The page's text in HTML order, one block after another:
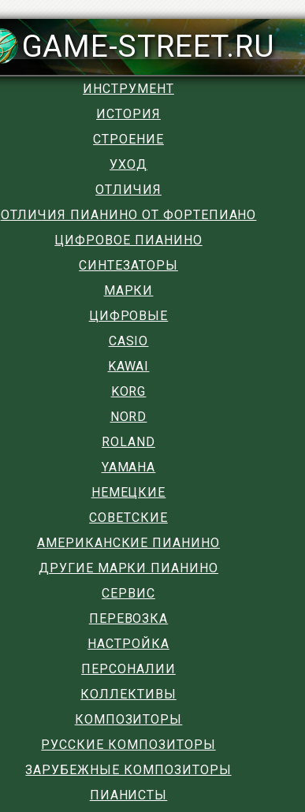
GAME-STREET.RU
ИНСТРУМЕНТ
ИСТОРИЯ
СТРОЕНИЕ
УХОД
ОТЛИЧИЯ
ОТЛИЧИЯ ПИАНИНО ОТ ФОРТЕПИАНО
ЦИФРОВОЕ ПИАНИНО
СИНТЕЗАТОРЫ
МАРКИ
ЦИФРОВЫЕ
CASIO
KAWAI
KORG
NORD
ROLAND
YAMAHA
НЕМЕЦКИЕ
СОВЕТСКИЕ
АМЕРИКАНСКИЕ ПИАНИНО
ДРУГИЕ МАРКИ ПИАНИНО
СЕРВИС
ПЕРЕВОЗКА
НАСТРОЙКА
ПЕРСОНАЛИИ
КОЛЛЕКТИВЫ
КОМПОЗИТОРЫ
РУССКИЕ КОМПОЗИТОРЫ
ЗАРУБЕЖНЫЕ КОМПОЗИТОРЫ
ПИАНИСТЫ